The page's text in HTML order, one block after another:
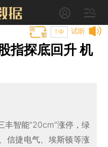
试听
T中
指探底回升 机
丰智能“20cm”涨停，绿
信捷电气、埃斯顿等涨